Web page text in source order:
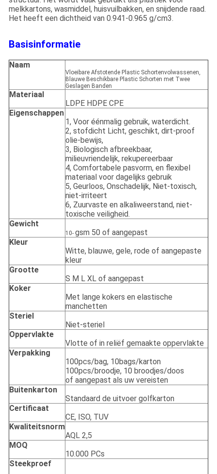
melkkartons, wasmiddel, huisvuilbakken, en snijdende raad.
Het heeft een dichtheid van 0.941-0.965 g/cm3.
Basisinformatie
Naam
Vloeibare Afstotende Plastic Schortenvolwassenen,
Blauwe Beschikbare Plastic Schorten met Twee
Geslagen Banden
Materiaal
LDPE HDPE CPE
Eigenschappen
1, Voor éénmalig gebruik, waterdicht.
2, stofdicht Licht, geschikt, dirt-proof
olie-bewijs,
3, Biologisch afbreekbaar,
milieuvriendelijk, rekupereerbaar
4, Comfortabele pasvorm, en flexibel
materiaal voor dagelijks gebruik
5, Geurloos, Onschadelijk, Niet-toxisch,
niet-irriteert
6, Zuurvaste en alkaliweerstand, niet-
toxische veiligheid.
Gewicht
10- gsm 50 of aangepast
Kleur
Witte, blauwe, gele, rode of aangepaste
kleur
Grootte
S M L XL of aangepast
Koker
Met lange kokers en elastische
manchetten
Steriel
Niet-steriel
Oppervlakte
Vlotte of in reliëf gemaakte oppervlakte
Verpakking
100pcs/bag, 10bags/karton
100pcs/broodje, 10 broodjes/doos
of aangepast als uw vereisten
Buitenkarton
Standaard de uitvoer golfkarton
Certificaat
CE, ISO, TUV
Kwaliteitsnorm
AQL 2,5
MOQ
10.000 PCs
Steekproef